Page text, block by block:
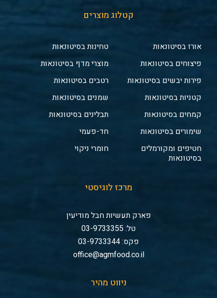
קטלוג מוצרים
אורז בסיטונאות
פיצוחים בסיטונאות
פירות יבשים בסיטונאות
קטניות בסיטונאות
קמחים בסיטונאות
שימורים בסיטונאות
חטיפים ומקורמלים
בסיטונאות
טחינות בסיטונאות
מוצרי מדף בסיטונאות
רטבים בסיטונאות
שמנים בסיטונאות
תבלינים בסיטונאות
חד-פעמי
חומרי ניקוי
מרכז לוגיסטי
פארק תעשיות חבל מודיעין
טל: 03-9733355
פקס: 03-9733344
office@agmfood.co.il
ניווט מהיר